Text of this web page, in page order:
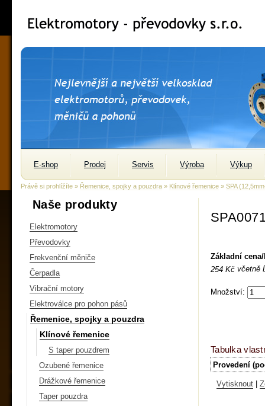
E-shop Prodej Servis Výroba Výkup
Právě si prohlížíte » Řemenice, spojky a pouzdra » Klínové řemenice » SPA
Naše produkty
Elektromotory
Převodovky
Frekvenční měniče
Čerpadla
Vibrační motory
Elektroválce pro pohon pásů
Řemenice, spojky a pouzdra
Klínové řemenice
S taper pouzdrem
Ozubené řemenice
Drážkové řemenice
Taper pouzdra
Základní
254 Kč včetně
Množství:
Tabulka
Provedení
Vytisknout